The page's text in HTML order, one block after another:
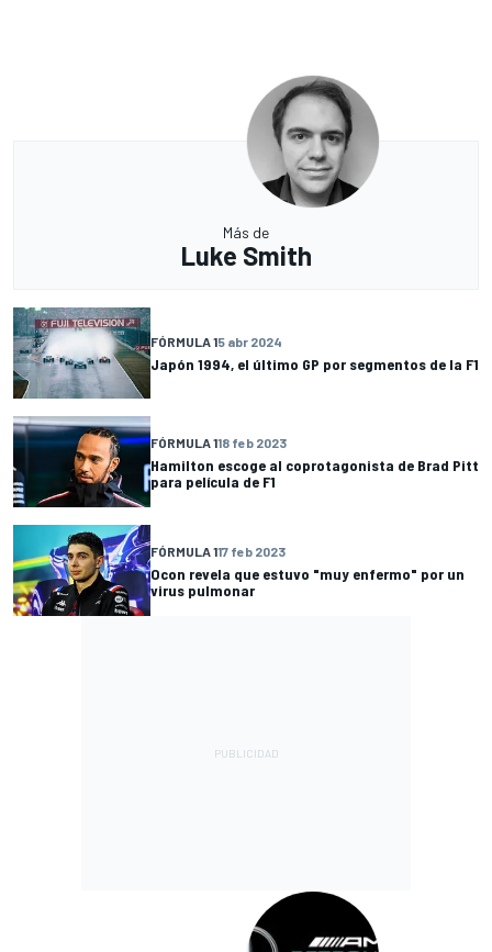
Más de
Luke Smith
FÓRMULA 15 abr 2024
Japón 1994, el último GP por segmentos de la F1
FÓRMULA 118 feb 2023
Hamilton escoge al coprotagonista de Brad Pitt
para película de F1
FÓRMULA 117 feb 2023
Ocon revela que estuvo "muy enfermo" por un
virus pulmonar